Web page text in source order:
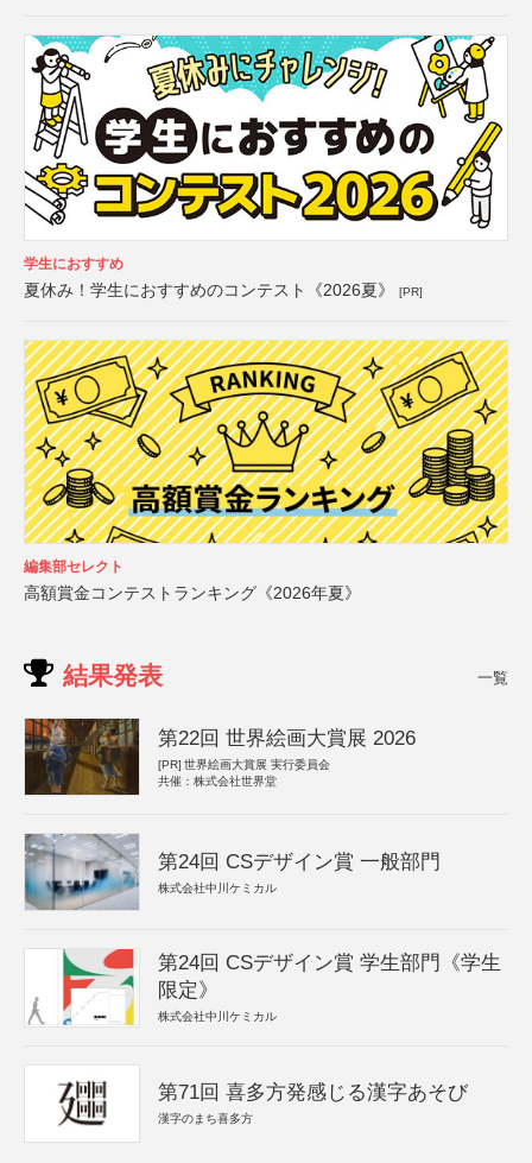
学生におすすめ
夏休み！学生におすすめのコンテスト《2026夏》 [PR]
編集部セレクト
高額賞金コンテストランキング《2026年夏》
結果発表 一覧
第22回 世界絵画大賞展 2026
[PR] 世界絵画大賞展 実行委員会
共催：株式会社世界堂
第24回 CSデザイン賞 一般部門
株式会社中川ケミカル
第24回 CSデザイン賞 学生部門《学生
限定》
株式会社中川ケミカル
第71回 喜多方発感じる漢字あそび
漢字のまち喜多方